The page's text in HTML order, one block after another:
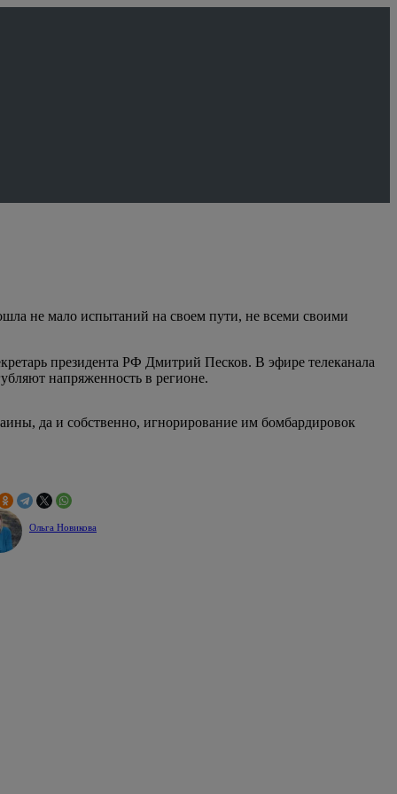
не мало испытаний на своем пути, не всеми своими
президента РФ Дмитрий Песков. В эфире телеканала
напряженность в регионе.
да и собственно, игнорирование им бомбардировок
Ольга Новикова